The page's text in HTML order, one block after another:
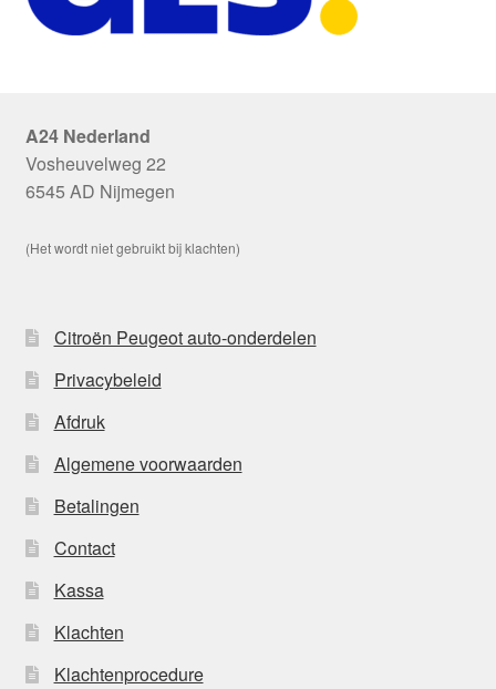
A24 Nederland
Vosheuvelweg 22
6545 AD Nijmegen
(Het wordt niet gebruikt bij klachten)
Citroën Peugeot auto-onderdelen
Privacybeleid
Afdruk
Algemene voorwaarden
Betalingen
Contact
Kassa
Klachten
Klachtenprocedure